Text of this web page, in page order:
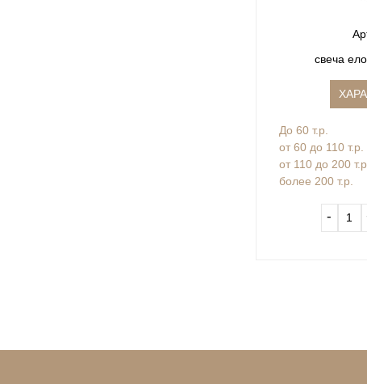
свеча
До 60 т.р.
от 60 до 110 т.р.
от 110 до 200 т.р
более 200 т.р.
‐